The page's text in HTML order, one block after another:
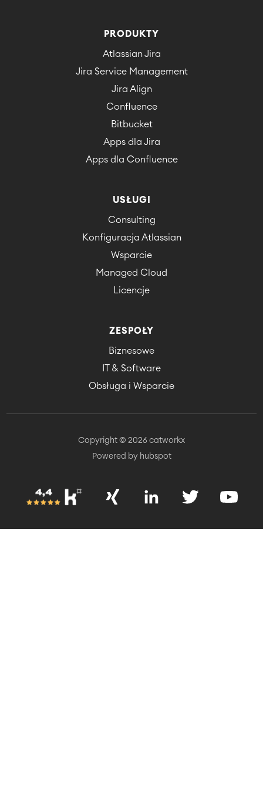
PRODUKTY
Atlassian Jira
Jira Service Management
Jira Align
Confluence
Bitbucket
Apps dla Jira
Apps dla Confluence
USŁUGI
Consulting
Konfiguracja Atlassian
Wsparcie
Managed Cloud
Licencje
ZESPOŁY
Biznesowe
IT & Software
Obsługa i Wsparcie
Copyright © 2026 catworkx
Powered by hubspot